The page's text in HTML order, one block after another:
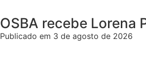
OSBA recebe Lorena
Publicado em 3 de agosto de 2026